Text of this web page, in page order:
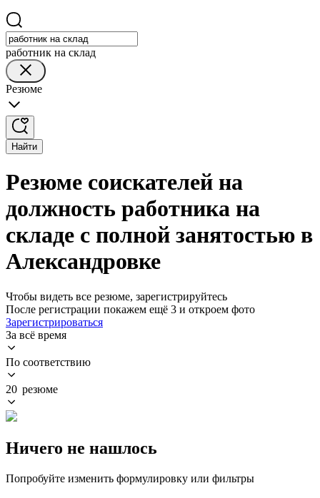
работник на склад
Резюме
Найти
Резюме соискателей на
должность работника на
складе с полной занятостью в
Александровке
Чтобы видеть все резюме, зарегистрируйтесь
После регистрации покажем ещё 3 и откроем фото
Зарегистрироваться
За всё время
По соответствию
20 резюме
Ничего не нашлось
Попробуйте изменить формулировку или фильтры